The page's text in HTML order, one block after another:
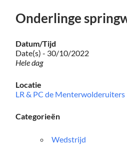
Onderlinge
Datum/Tijd
Date(s) - 30/10/2022
Hele dag
Locatie
LR & PC de Menterwolderuiters
Categorieën
Wedstrijd